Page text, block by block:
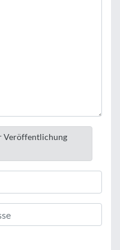
Veröffentlichung